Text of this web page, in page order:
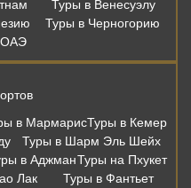
Туры в Венесуэлу
Туры в Черногорию
ОАЭ
в МармарисТуры в Кемер
Туры в Шарм Эль Шейх
в АджманТуры на Пхукет
Лак
Туры в Фантьет